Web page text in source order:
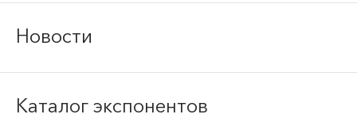
Новости
Каталог экспонентов